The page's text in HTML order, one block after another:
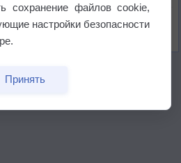
сохранение файлов cookie,
настройки безопасности
Принять